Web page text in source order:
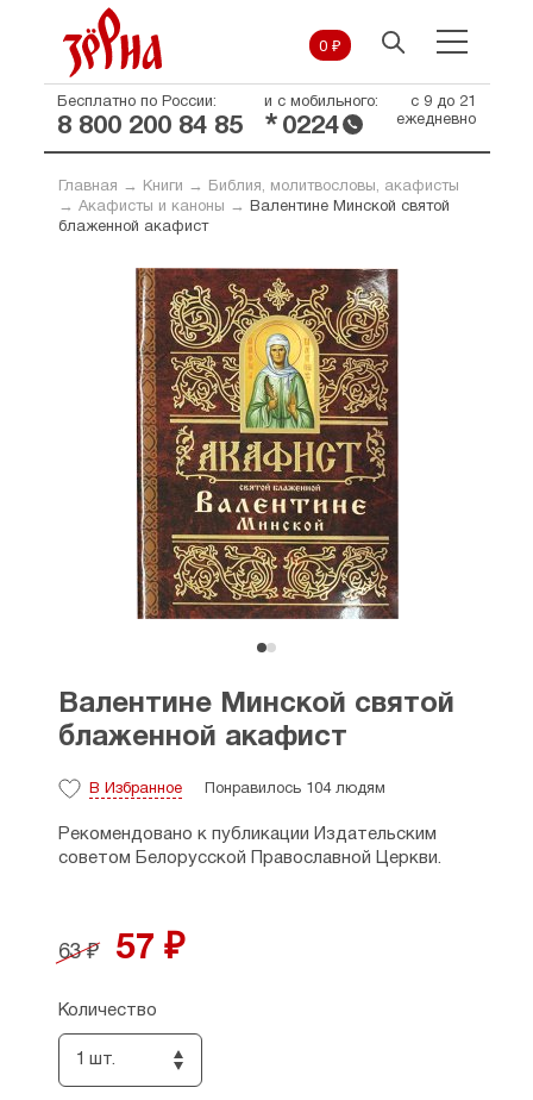
0 ₽
Бесплатно по России:
8 800 200 84 85
и с мобильного:
* 0224
с 9 до 21
ежедневно
Главная → Книги →
Библия, молитвословы, акафисты
→ Акафисты и каноны →
Валентине Минской святой
блаженной акафист
Валентине Минской святой
блаженной акафист
В Избранное Понравилось 104 людям
Рекомендовано к публикации Издательским
советом Белорусской Православной Церкви.
63 ₽ 57 ₽
Количество
1 шт.